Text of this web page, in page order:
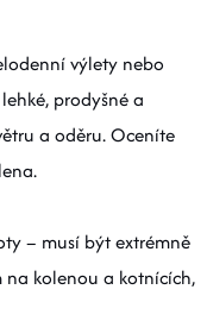
výlety nebo
prodyšné a
a oděru. Oceníte
– musí být extrémně
na kolenou a kotnících,